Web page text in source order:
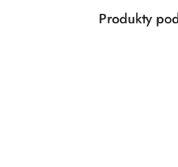
Pomiń karuzelę produktów
Produkty
Produkty